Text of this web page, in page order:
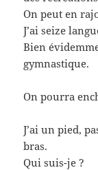
On peut en
J’ai seize
Bien
gymnastique.
On pourra
J’ai un pied,
bras.
Qui suis-je ?